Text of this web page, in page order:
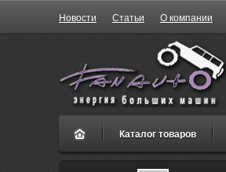
Новости Статьи О компании
Каталог товаров